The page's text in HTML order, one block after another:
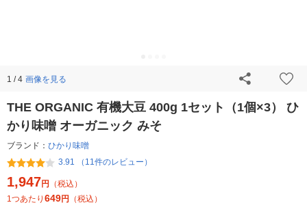
1 / 4 画像を見る
THE ORGANIC 有機大豆 400g 1セット（1個×3） ひ
かり味噌 オーガニック みそ
ブランド： ひかり味噌
3.91 （11件のレビュー）
1,947円
（税込）
1つあたり 649円 （税込）